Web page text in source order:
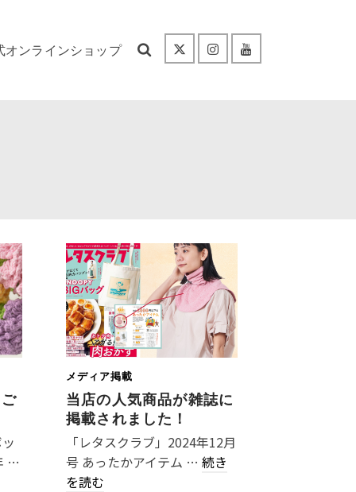
オンラインショップ
…
メディア掲載
当店の人気商品が雑誌に
掲載されました！
「レタスクラブ」2024年12月
号 あったかアイテム … 続き
を読む